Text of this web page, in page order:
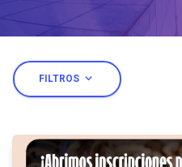
FILTROS expand_more